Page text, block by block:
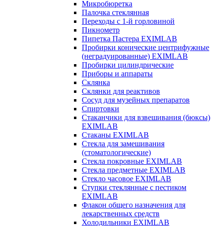
Микробюретка
Палочка стеклянная
Переходы с 1-й горловиной
Пикнометр
Пипетка Пастера EXIMLAB
Пробирки конические центрифужные
(неградуированные) EXIMLAB
Пробирки цилиндрические
Приборы и аппараты
Склянка
Склянки для реактивов
Сосуд для музейных препаратов
Спиртовки
Стаканчики для взвешивания (бюксы)
EXIMLAB
Стаканы EXIMLAB
Стекла для замешивания
(стоматологические)
Стекла покровные EXIMLAB
Стекла предметные EXIMLAB
Стекло часовое EXIMLAB
Ступки стеклянные с пестиком
EXIMLAB
Флакон общего назначения для
лекарственных средств
Холодильники EXIMLAB